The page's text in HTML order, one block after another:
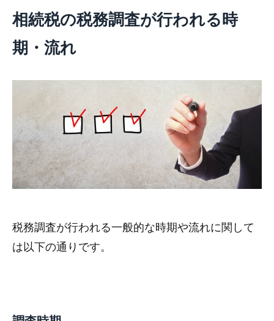
相続税の税務調査が行われる時
期・流れ
税務調査が行われる一般的な時期や流れに関して
は以下の通りです。